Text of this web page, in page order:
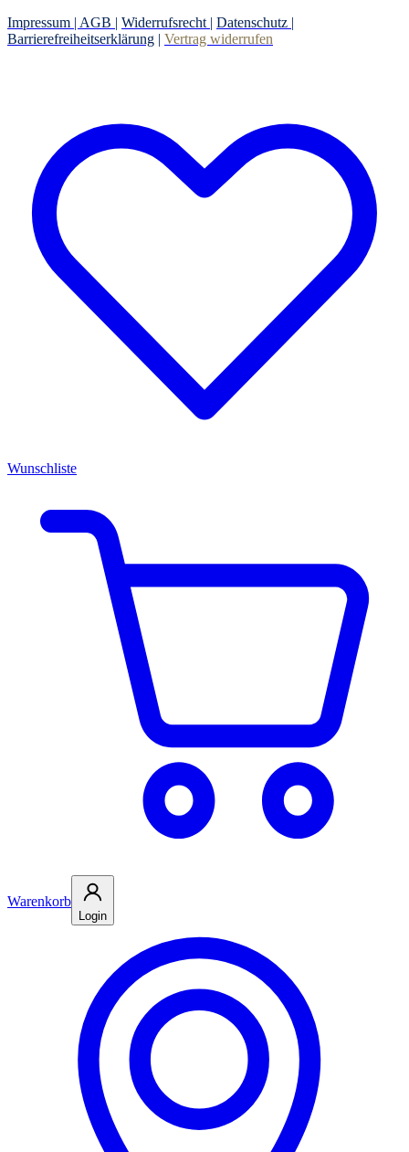
Impressum | AGB | Widerrufsrecht | Datenschutz |
Barrierefreiheitserklärung | Vertrag widerrufen
Wunschliste
Warenkorb
Login